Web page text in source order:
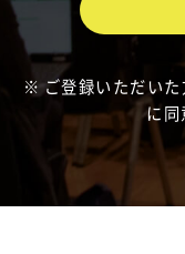
ご登録いただい
に